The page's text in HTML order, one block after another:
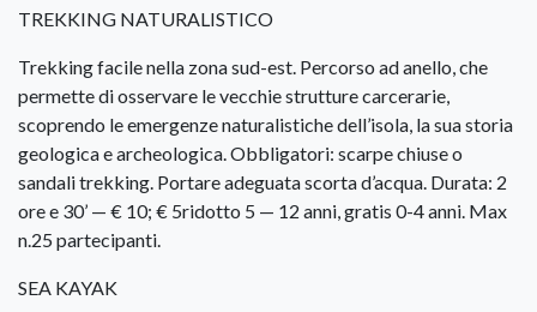
TREKKING NATURALISTICO
Trekking facile nella zona sud-est. Percorso ad anello, che
permette di osservare le vecchie strutture carcerarie,
scoprendo le emergenze naturalistiche dell’isola, la sua storia
geologica e archeologica. Obbligatori: scarpe chiuse o
sandali trekking. Portare adeguata scorta d’acqua. Durata: 2
ore e 30’ — € 10; € 5ridotto 5 — 12 anni, gratis 0-4 anni. Max
n.25 partecipanti.
SEA KAYAK